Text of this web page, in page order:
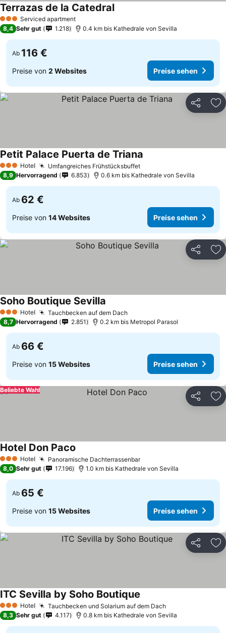
3 SterneServiced apartment
Terrazas de la Catedral
8,4 Sehr gut 1.218 0.4 km bis Kathedrale von Sevilla
Ab 116 €
Preise von 2 Websites Preise sehen
Teilen
3 SterneHotel Umfangreiches Frühstücksbuffet
Petit Palace Puerta de Triana
8,9 Hervorragend 6.853 0.6 km bis Kathedrale von Sevilla
Ab 62 €
Preise von 14 Websites Preise sehen
Teilen
3 SterneHotel Tauchbecken auf dem Dach
Soho Boutique Sevilla
8,7 Hervorragend 2.851 0.2 km bis Metropol Parasol
Ab 66 €
Preise von 15 Websites Preise sehen
Teilen
Beliebte Wahl
3 SterneHotel Panoramische Dachterrassenbar
Hotel Don Paco
8,0 Sehr gut 17.196 1.0 km bis Kathedrale von Sevilla
Ab 65 €
Preise von 15 Websites Preise sehen
Teilen
3 SterneHotel Tauchbecken und Solarium auf dem Dach
ITC Sevilla by Soho Boutique
8,3 Sehr gut 4.117 0.8 km bis Kathedrale von Sevilla